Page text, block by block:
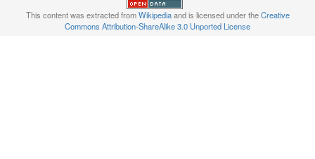
This content was extracted fromWikipediaand is licensed under theCreative
Commons Attribution-ShareAlike 3.0 Unported License